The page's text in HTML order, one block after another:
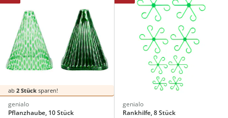
ab 2 Stück sparen!
genialo
Pflanzhaube, 10 Stück
genialo
Rankhilfe, 8 Stück